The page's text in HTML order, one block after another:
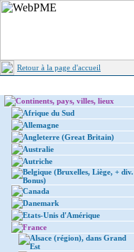
Retour à la page d'accueil
Continents, pays, villes, lieux
Afrique du Sud
Allemagne
Angleterre (Great Britain)
Australie
Autriche
Belgique (Bruxelles, Liège, + div.
Bonus)
Canada
Danemark
Etats-Unis d'Amérique
France
Alsace (région), dans Grand
Est